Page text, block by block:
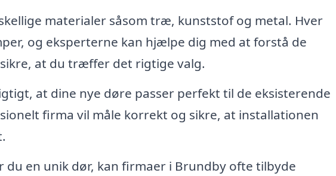
materialer såsom træ, kunststof og metal. Hver
og eksperterne kan hjælpe dig med at forstå de
at du træffer det rigtige valg.
at dine nye døre passer perfekt til de eksisterende
firma vil måle korrekt og sikre, at installationen
du en unik dør, kan firmaer i Brundby ofte tilbyde